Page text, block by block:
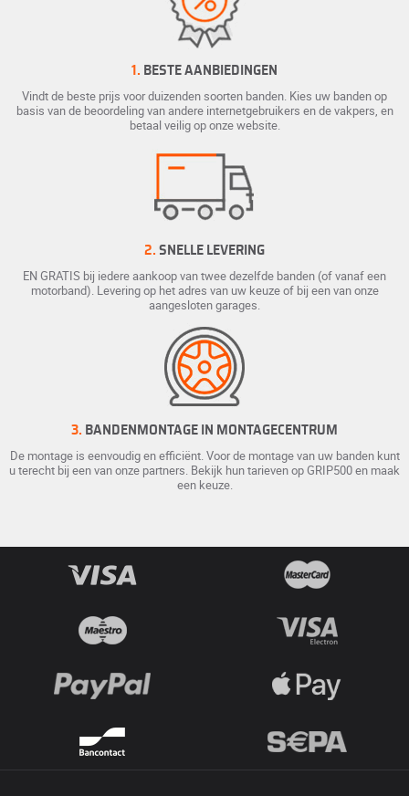
1. BESTE AANBIEDINGEN
Vindt de beste prijs voor duizenden soorten banden. Kies uw banden op
basis van de beoordeling van andere internetgebruikers en de vakpers, en
betaal veilig op onze website.
2. SNELLE LEVERING
EN GRATIS bij iedere aankoop van twee dezelfde banden (of vanaf een
motorband). Levering op het adres van uw keuze of bij een van onze
aangesloten garages.
3. BANDENMONTAGE IN MONTAGECENTRUM
De montage is eenvoudig en efficiënt. Voor de montage van uw banden kunt
u terecht bij een van onze partners. Bekijk hun tarieven op GRIP500 en maak
een keuze.